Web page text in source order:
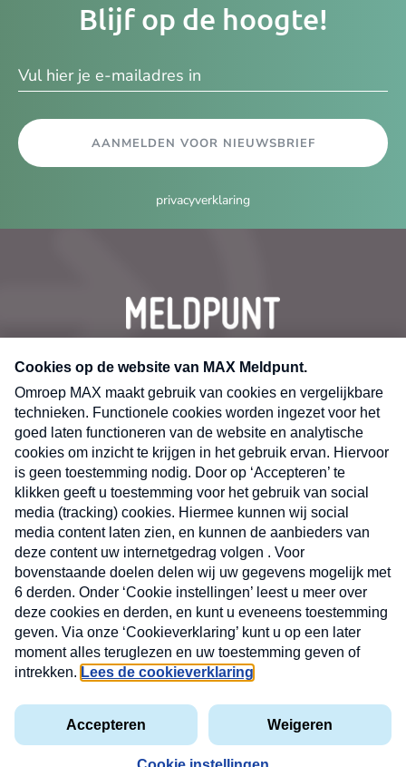
Blijf op de hoogte!
AANMELDEN VOOR NIEUWSBRIEF
privacyverklaring
CONTACT
Volg ons op
MAX
Cookieverklaring
Kwetsbaarheid
X
Nieuwsbrief
Neem hier een gratis abonnement op de MAX
Consumenten nieuwsbrief. Elke maandag en
donderdag in uw mailbox.
e-
VOOR
privacyverklaring